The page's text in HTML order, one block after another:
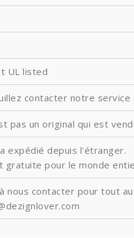
UL listed
contacter notre service
pas un original qui est
expédié depuis l'étranger.
gratuite pour le monde
nous contacter pour tout